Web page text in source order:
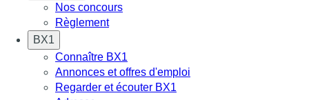
Nos concours
Règlement
BX1
Connaître BX1
Annonces et offres d'emploi
Regarder et écouter BX1